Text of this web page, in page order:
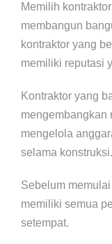
Memilih
membangun
kontraktor yang
memiliki reputasi
Kontraktor yang
mengembangkan
mengelola
selama
Sebelum
memiliki semua
setempat.